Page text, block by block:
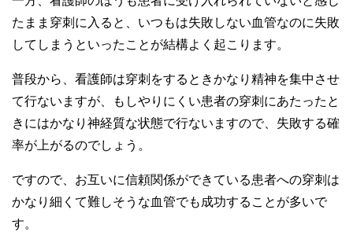
たまま穿刺に入ると、いつもは失敗しない血管なのに失敗
してしまうといったことが結構よく起こります。
普段から、看護師は穿刺をするときかなり精神を集中させ
て行ないますが、もしやりにくい患者の穿刺にあたったと
きにはかなり神経質な状態で行ないますので、失敗する確
率が上がるのでしょう。
ですので、お互いに信頼関係ができている患者への穿刺は
かなり細くて難しそうな血管でも成功することが多いで
す。